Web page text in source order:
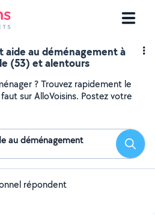
au déménagement à
(53) et alentours
? Trouvez rapidement le
sur AlloVoisins. Postez votre
au déménagement
répondent